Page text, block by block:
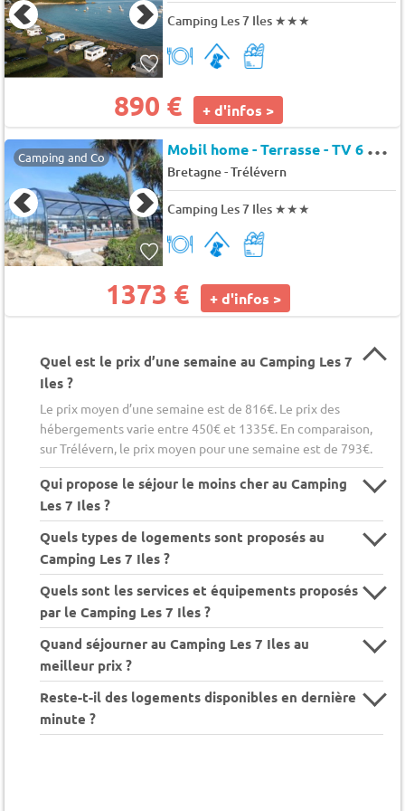
Camping Les 7 Iles ★★★
890 € + d'infos >
Camping and Co M
obil home - Terrasse - TV 6 pers.
Bretagne-Trélévern
Camping Les 7 Iles ★★★
1373 € + d'infos >
Quel est le prix d’une semaine au Camping Les 7
Iles ?
Le prix moyen d’une semaine est de 816€. Le prix des
hébergements varie entre 450€ et 1335€. En comparaison,
sur Trélévern, le prix moyen pour une semaine est de 793€.
Qui propose le séjour le moins cher au Camping
Les 7 Iles ?
Quels types de logements sont proposés au
Camping Les 7 Iles ?
Quels sont les services et équipements proposés
par le Camping Les 7 Iles ?
Quand séjourner au Camping Les 7 Iles au
meilleur prix ?
Reste-t-il des logements disponibles en dernière
minute ?